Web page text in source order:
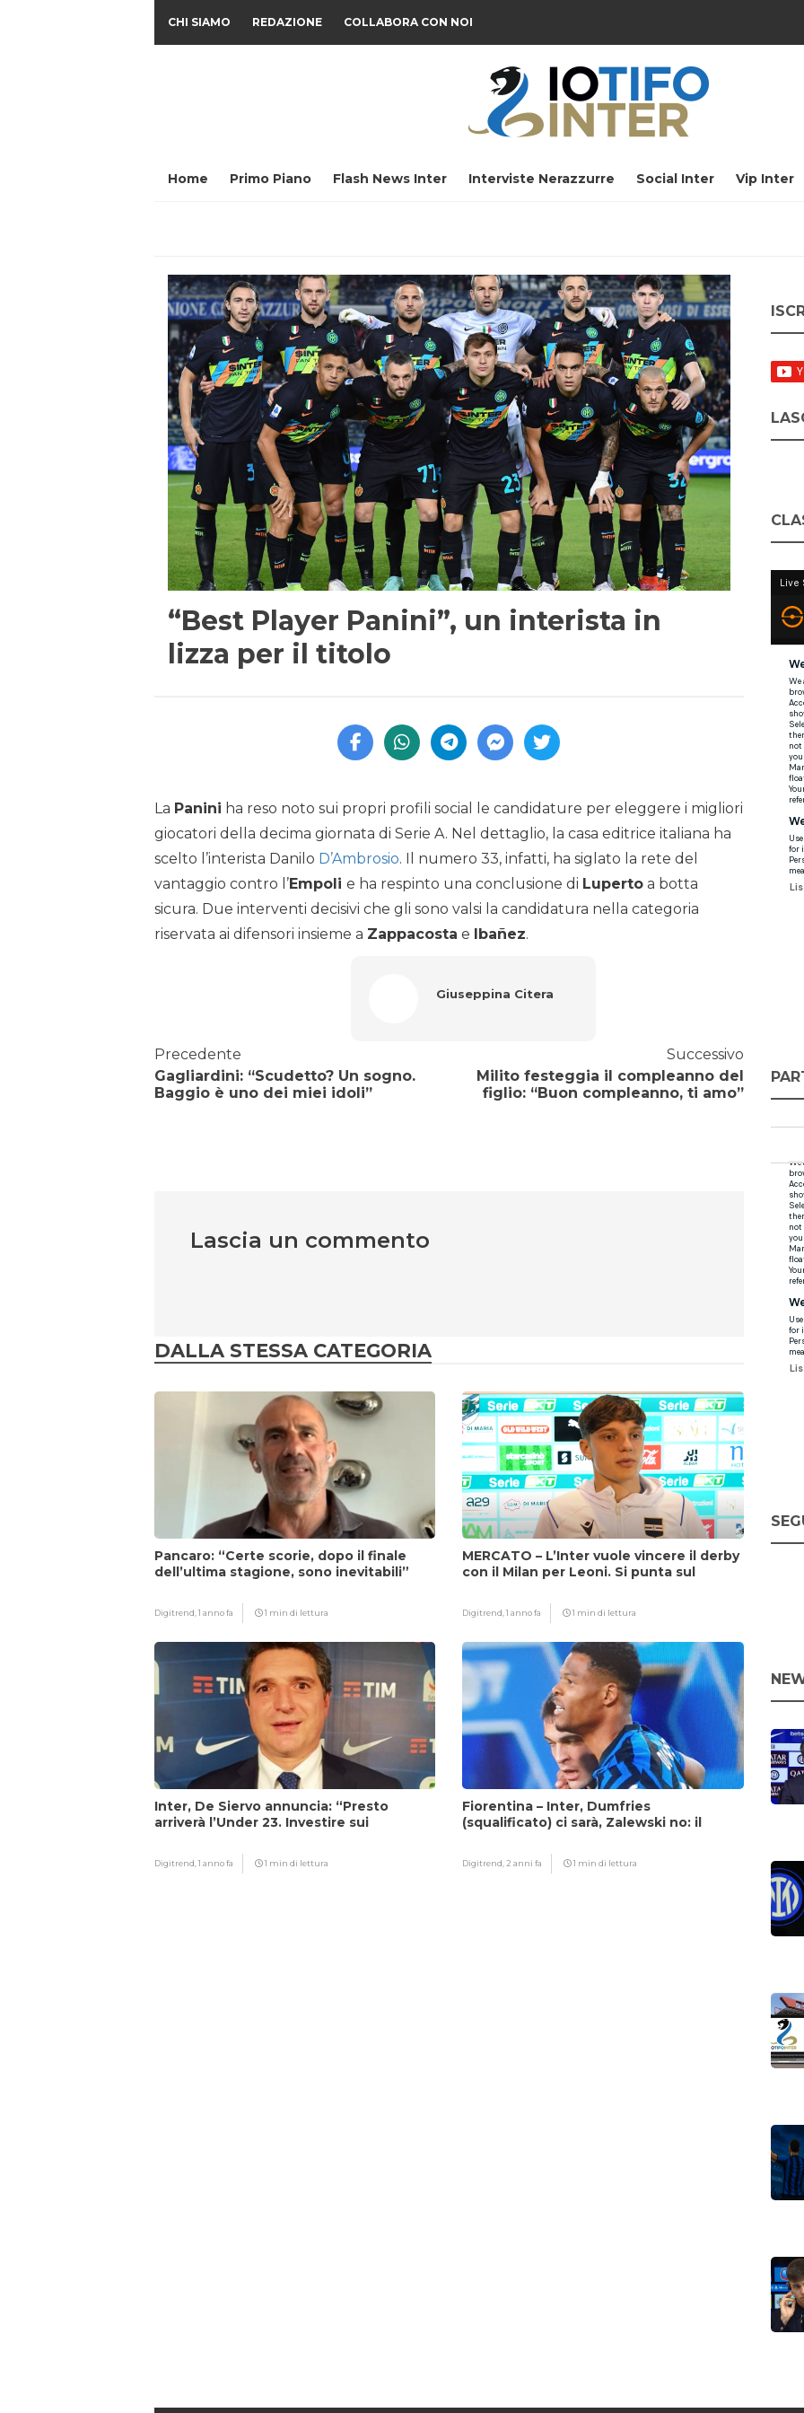
CHI SIAMO REDAZIONE COLLABORA CON NOI
Home Primo Piano Flash News Inter Interviste Nerazzurre Social Inter Vip Inter
“Best Player Panini”, un interista in
lizza per il titolo
La Panini ha reso noto sui propri profili social le candidature per eleggere i migliori
giocatori della decima giornata di Serie A. Nel dettaglio, la casa editrice italiana ha
scelto l’interista Danilo D’Ambrosio. Il numero 33, infatti, ha siglato la rete del
vantaggio contro l’Empoli e ha respinto una conclusione di Luperto a botta
sicura. Due interventi decisivi che gli sono valsi la candidatura nella categoria
riservata ai difensori insieme a Zappacosta e Ibañez.
Giuseppina Citera
Precedente
Gagliardini: “Scudetto? Un sogno.
Baggio è uno dei miei idoli”
Successivo
Milito festeggia il compleanno del
figlio: “Buon compleanno, ti amo”
Lascia un commento
DALLA STESSA CATEGORIA
Pancaro: “Certe scorie, dopo il finale
dell’ultima stagione, sono inevitabili”
Digitrend,1 anno fa 1 min di lettura
MERCATO – L’Inter vuole vincere il derby
con il Milan per Leoni. Si punta sul
Digitrend,1 anno fa 1 min di lettura
Inter, De Siervo annuncia: “Presto
arriverà l’Under 23. Investire sui
Digitrend,1 anno fa 1 min di lettura
Fiorentina – Inter, Dumfries
(squalificato) ci sarà, Zalewski no: il
Digitrend,2 anni fa 1 min di lettura